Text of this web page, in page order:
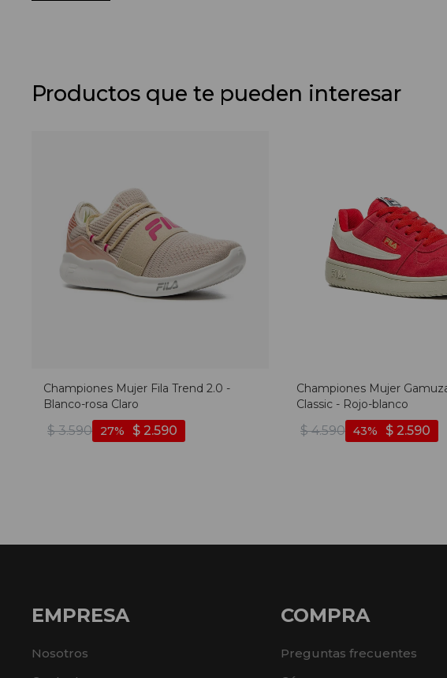
Productos que te pueden interesar
Championes Mujer Fila Trend 2.0 -
Blanco-rosa Claro
$ 3.590 $ 2.590
27
Championes Mujer
Classic - Rojo-blanco
$ 4.590 $ 2.590
43
EMPRESA
Nosotros
COMPRA
Preguntas frecuentes